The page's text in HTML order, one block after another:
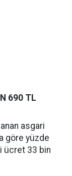
690 TL
asgari
göre yüzde
ücret 33 bin